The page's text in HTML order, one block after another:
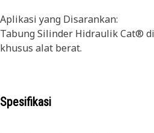
Aplikasi yang Disarankan:
Tabung Silinder Hidraulik Cat®
khusus alat berat.
Spesifikasi